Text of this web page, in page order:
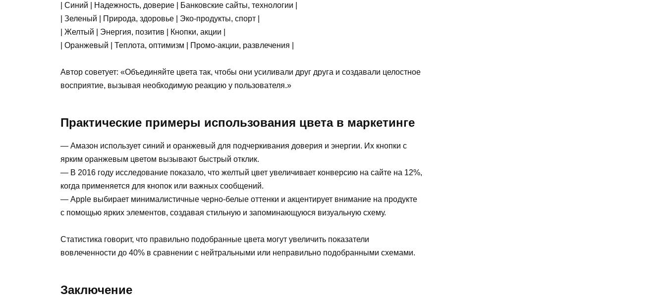
| Синий | Надежность, доверие | Банковские сайты, технологии |
| Зеленый | Природа, здоровье | Эко-продукты, спорт |
| Желтый | Энергия, позитив | Кнопки, акции |
| Оранжевый | Теплота, оптимизм | Промо-акции, развлечения |
Автор советует: «Объединяйте цвета так, чтобы они усиливали друг друга и создавали целостное
восприятие, вызывая необходимую реакцию у пользователя.»
Практические примеры использования цвета в маркетинге
— Амазон использует синий и оранжевый для подчеркивания доверия и энергии. Их кнопки с
ярким оранжевым цветом вызывают быстрый отклик.
— В 2016 году исследование показало, что желтый цвет увеличивает конверсию на сайте на 12%,
когда применяется для кнопок или важных сообщений.
— Apple выбирает минималистичные черно-белые оттенки и акцентирует внимание на продукте
с помощью ярких элементов, создавая стильную и запоминающуюся визуальную схему.
Статистика говорит, что правильно подобранные цвета могут увеличить показатели
вовлеченности до 40% в сравнении с нейтральными или неправильно подобранными схемами.
Заключение